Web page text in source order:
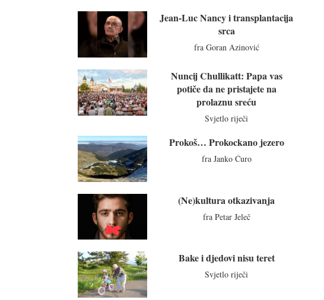
Jean-Luc Nancy i transplantacija
srca
fra Goran Azinović
Nuncij Chullikatt: Papa vas
potiče da ne pristajete na
prolaznu sreću
Svjetlo riječi
Prokoš… Prokockano jezero
fra Janko Ćuro
(Ne)kultura otkazivanja
fra Petar Jeleč
Bake i djedovi nisu teret
Svjetlo riječi